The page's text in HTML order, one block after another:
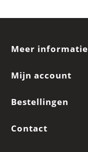
Meer informatie
Mijn account
Bestellingen
Contact